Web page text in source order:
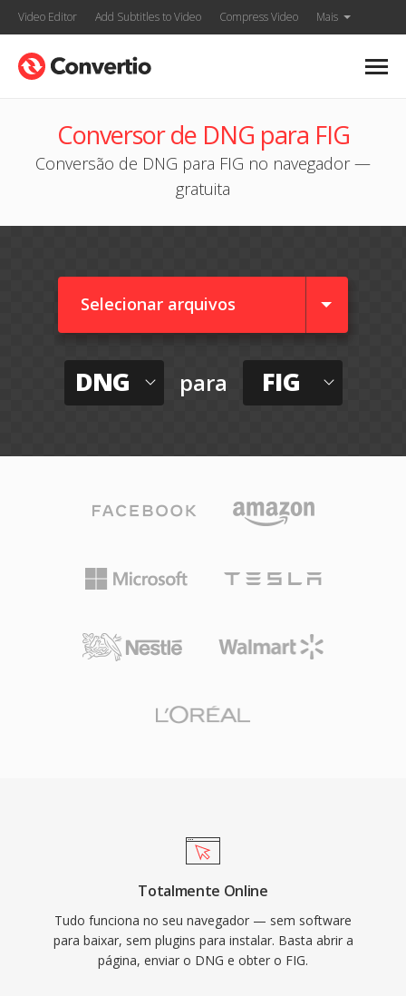
Video Editor Add Subtitles to Video Compress Video Mais
Conversor de DNG para FIG
Conversão de DNG para FIG no navegador —
gratuita
Selecionar arquivos
DNG para FIG
Totalmente Online
Tudo funciona no seu navegador — sem software
para baixar, sem plugins para instalar. Basta abrir a
página, enviar o DNG e obter o FIG.